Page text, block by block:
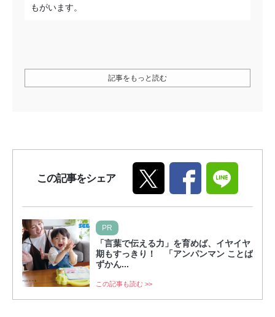
もがいます。
記事をもっと読む
この記事をシェア
PR
「言葉で伝える力」を育めば、イヤイヤ
期もすっきり！ 「アンパンマン ことば
ずかん...
この記事も読む >>